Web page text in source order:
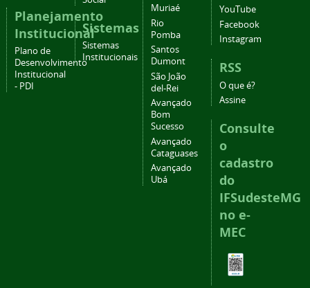
Planejamento
Institucional
Plano de
Desenvolvimento
Institucional
- PDI
Sistemas
Sistemas
Institucionais
Muriaé
Rio
Pomba
Santos
Dumont
São João
del-Rei
Avançado
Bom
Sucesso
Avançado
Cataguases
Avançado
Ubá
YouTube
Facebook
Instagram
RSS
O que é?
Assine
Consulte
o
cadastro
do
IFSudesteMG
no e-
MEC